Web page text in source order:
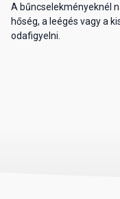
A bűncselekményeknél
hőség, a leégés vagy a
odafigyelni.